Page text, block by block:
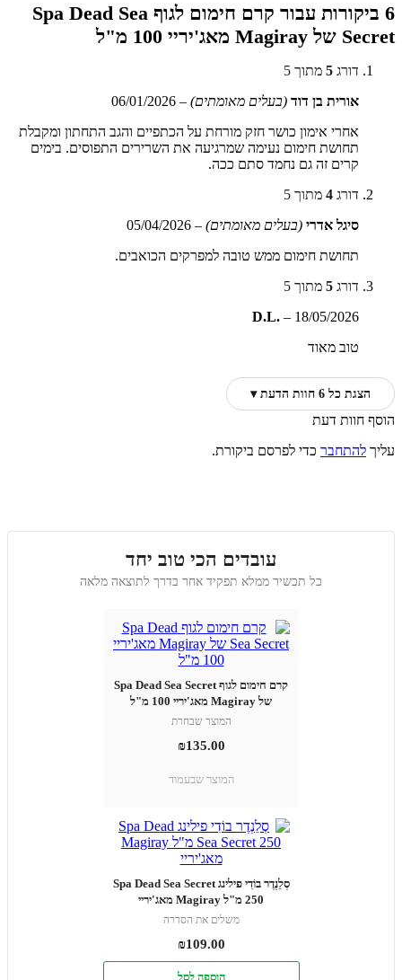
6 ביקורות עבור
קרם חימום לגוף Spa Dead Sea
Secret של Magiray מאג'יריי 100 מ"ל
דורג 5 מתוך 5
אורית בן דוד (בעלים מאומתים) –
06/01/2026
אחרי אימון כושר חזק מורחת על הכתפיים והגב התחתון ומקבלת
תחושת חימום נעימה שמרגיעה את השרירים התפוסים. בימים
קרים זה גם נחמד סתם ככה.
דורג 4 מתוך 5
סיגל אדרי (בעלים מאומתים) –
05/04/2026
תחושת חימום ממש טובה למפרקים הכואבים.
דורג 5 מתוך 5
D.L. – 18/05/2026
טוב מאוד
הצגת כל 6 חוות הדעת ▾
הוסף חוות דעת
עליך להתחבר כדי לפרסם ביקורת.
עובדים הכי טוב יחד
כל תכשיר ממלא תפקיד אחר בדרך לתוצאה מלאה
קרם חימום לגוף Spa Dead Sea Secret
של Magiray מאג'יריי 100 מ"ל
המוצר שבחרת
₪135.00
המוצר שבעמוד
סְלֵנְדֶר בוֹדִי פילינג Spa Dead Sea Secret
250 מ"ל Magiray מאג'יריי
משלים את הסדרה
₪109.00
הוספה לסל